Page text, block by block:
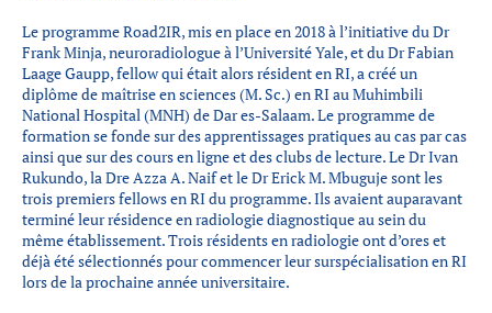
Le programme Road2IR, mis en place en 2018 à l’initiative du Dr
Frank Minja, neuroradiologue à l’Université Yale, et du Dr Fabian
Laage Gaupp, fellow qui était alors résident en RI, a créé un
diplôme de maîtrise en sciences (M. Sc.) en RI au Muhimbili
National Hospital (MNH) de Dar es-Salaam. Le programme de
formation se fonde sur des apprentissages pratiques au cas par cas
ainsi que sur des cours en ligne et des clubs de lecture. Le Dr Ivan
Rukundo, la Dre Azza A. Naif et le Dr Erick M. Mbuguje sont les
trois premiers fellows en RI du programme. Ils avaient auparavant
terminé leur résidence en radiologie diagnostique au sein du
même établissement. Trois résidents en radiologie ont d’ores et
déjà été sélectionnés pour commencer leur surspécialisation en RI
lors de la prochaine année universitaire.